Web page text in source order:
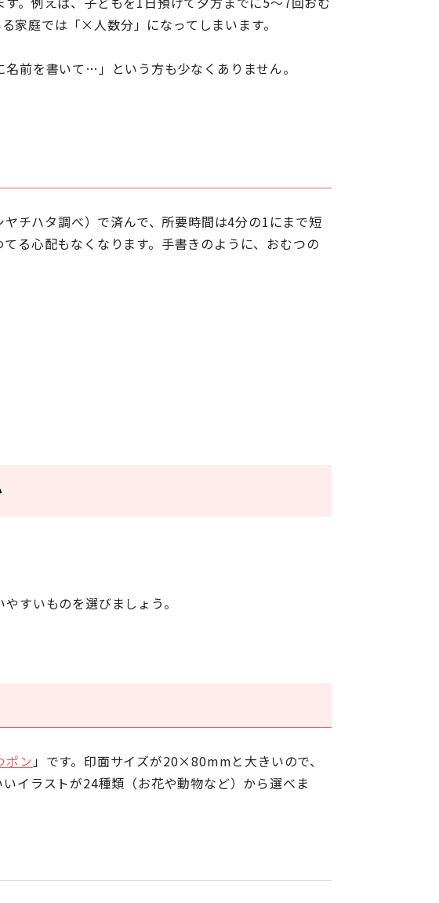
家庭では「×人数分」になってしまいます。
前を書いて…」という方も少なくありません。
チハタ調べ）で済んで、所要時間は4分の1にまで短
る心配もなくなります。手書きのように、おむつの
すいものを選びましょう。
ポン」です。印面サイズが20×80mmと大きいので、
イラストが24種類（お花や動物など）から選べま